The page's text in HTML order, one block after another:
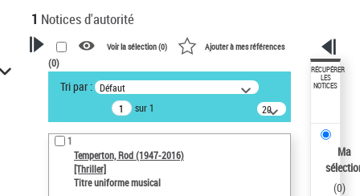
1 Notices d'autorité
VOTRE RECHERCHE
Recherche avancée dans les
notices d’autorité
Œuvres liées à l'auteur :
Temperton, Rod (1947-2016)
Voir la sélection (0) Ajouter à mes références
(0)
Tri par : Défaut
sur 1
20
résultats/page
1
Temperton, Rod (1947-2016)
[Thriller]
Titre uniforme musical
RÉCUPÉRER
LES
NOTICES
Ma
(0)